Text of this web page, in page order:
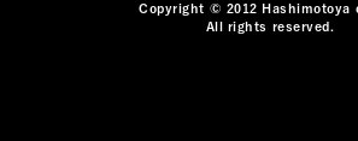
Copyright © 2012 Hashimotoya
All rights reserved.